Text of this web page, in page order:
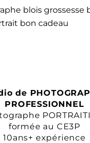
de
PROFESSIONNEL
formée au CE3P
10ans+ expérience